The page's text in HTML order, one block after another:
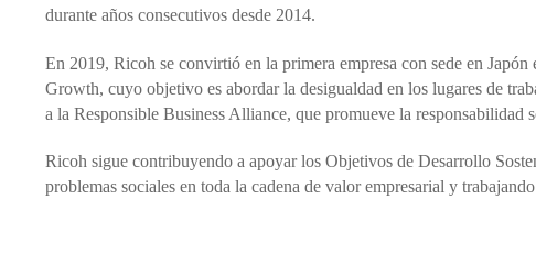
durante años consecutivos desde 2014.
En 2019, Ricoh se convirtió en la primera empresa con sede en
Growth, cuyo objetivo es abordar la desigualdad en los lugares de
a la Responsible Business Alliance, que promueve la responsabilidad
Ricoh sigue contribuyendo a apoyar los Objetivos de Desarrollo
problemas sociales en toda la cadena de valor empresarial y